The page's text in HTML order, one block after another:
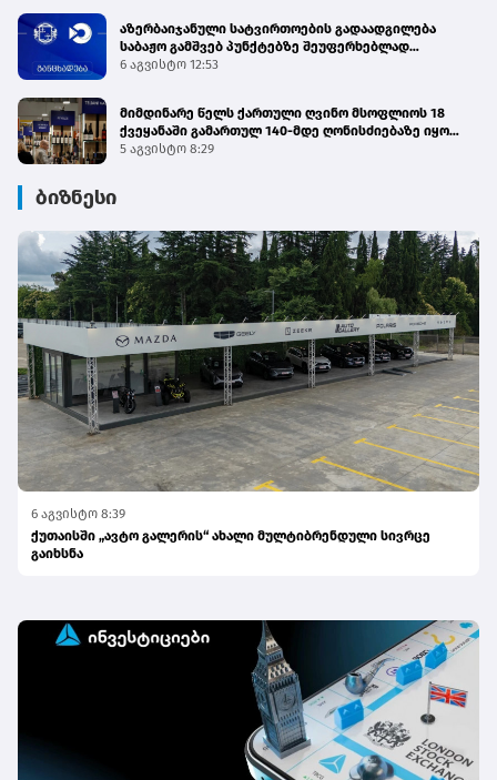
აზერბაიჯანული სატვირთოების გადაადგილება
საბაჟო გამშვებ პუნქტებზე შეუფერხებლად
მიმდინარეობს - შემოსავლების სამსახური
6 აგვისტო 12:53
მიმდინარე წელს ქართული ღვინო მსოფლიოს 18
ქვეყანაში გამართულ 140-მდე ღონისძიებაზე იყო
წარმოდგენილი
5 აგვისტო 8:29
ბიზნესი
6 აგვისტო 8:39
ქუთაისში „ავტო გალერის“ ახალი მულტიბრენდული სივრცე
გაიხსნა